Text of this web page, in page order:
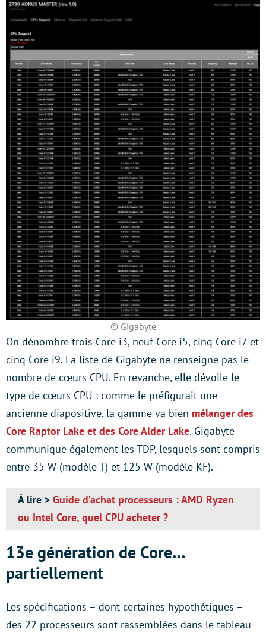
© Gigabyte
On dénombre trois Core i3, neuf Core i5, cinq Core i7 et
cinq Core i9. La liste de Gigabyte ne renseigne pas le
nombre de cœurs CPU. En revanche, elle dévoile le
type de cœurs CPU : comme le préfigurait une
ancienne diapositive, la gamme va bien mélanger des
Core Raptor Lake et des Core Alder Lake. Gigabyte
communique également les TDP, lesquels sont compris
entre 35 W (modèle T) et 125 W (modèle KF).
À lire > Guide d’achat processeurs : AMD Ryzen
ou Intel Core, quel CPU acheter ?
13e génération de Core…
partiellement
Les spécifications – dont certaines hypothétiques –
des 22 processeurs sont rassemblées dans le tableau